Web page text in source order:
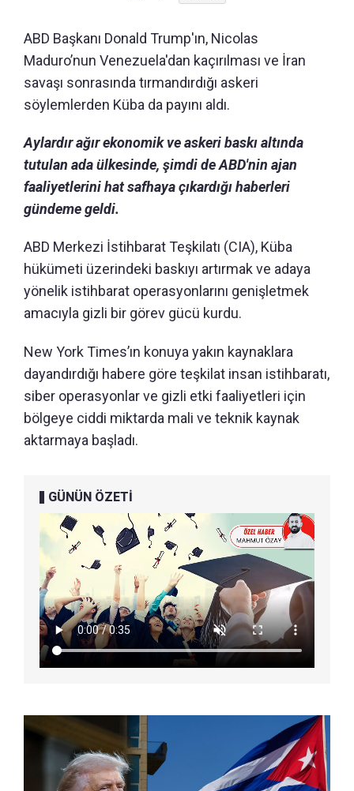
ABD Başkanı Donald Trump'ın, Nicolas
Maduro’nun Venezuela'dan kaçırılması ve İran
savaşı sonrasında tırmandırdığı askeri
söylemlerden Küba da payını aldı.
Aylardır ağır ekonomik ve askeri baskı altında
tutulan ada ülkesinde, şimdi de ABD'nin ajan
faaliyetlerini hat safhaya çıkardığı haberleri
gündeme geldi.
ABD Merkezi İstihbarat Teşkilatı (CIA), Küba
hükümeti üzerindeki baskıyı artırmak ve adaya
yönelik istihbarat operasyonlarını genişletmek
amacıyla gizli bir görev gücü kurdu.
New York Times’ın konuya yakın kaynaklara
dayandırdığı habere göre teşkilat insan istihbaratı,
siber operasyonlar ve gizli etki faaliyetleri için
bölgeye ciddi miktarda mali ve teknik kaynak
aktarmaya başladı.
GÜNÜN ÖZETİ